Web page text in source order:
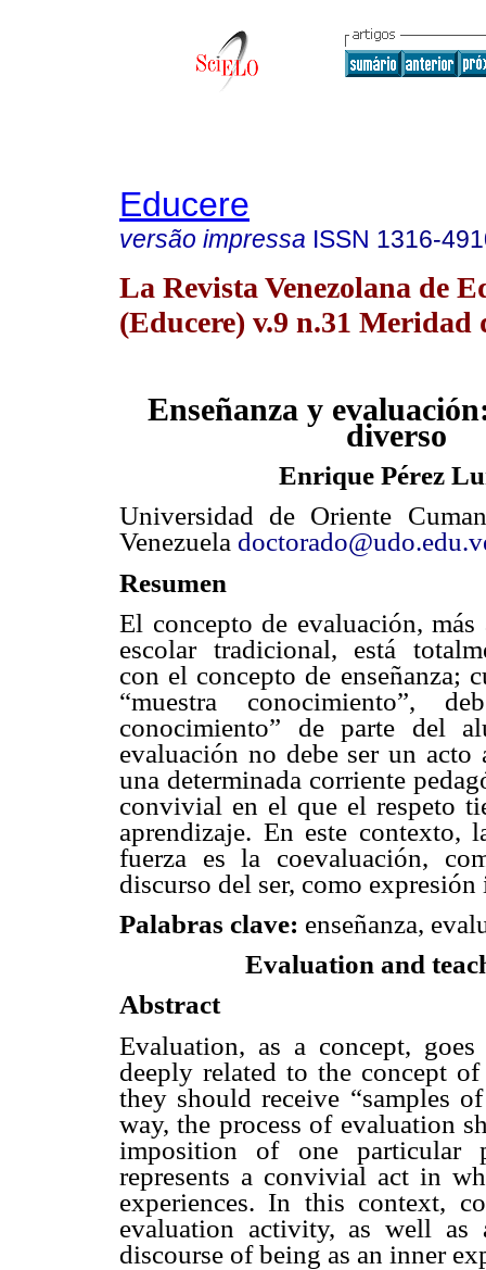
Educere
versão impressa ISSN 1316-
La Revista Venezolana de
(Educere) v.9 n.31 Meridad
Enseñanza y
diverso
Enrique Pérez
Universidad de Oriente
Venezuela
Resumen
El concepto de evaluación,
escolar tradicional, está
con el concepto de enseñanza;
“muestra conocimiento”,
conocimiento” de parte del
evaluación no debe ser un
una determinada corriente
convivial en el que el respeto
aprendizaje. En este contexto,
fuerza es la coevaluación,
discurso del ser, como
Palabras clave: enseñanza,
Evaluation and
Abstract
Evaluation, as a concept,
deeply related to the concept
they should receive “samples
way, the process of evaluation
imposition of one particular
represents a convivial act in
experiences. In this context,
evaluation activity, as well as
discourse of being as an inner